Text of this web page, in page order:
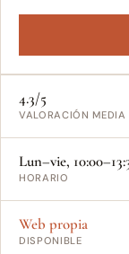
4.3/5
VALORACIÓN MEDIA
Lun–vie,
HORARIO
Web propia
DISPONIBLE